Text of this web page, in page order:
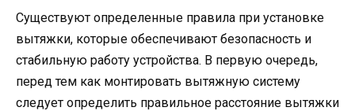
Существуют определенные правила при установке
вытяжки, которые обеспечивают безопасность и
стабильную работу устройства. В первую очередь,
перед тем как монтировать вытяжную систему
следует определить правильное расстояние вытяжки